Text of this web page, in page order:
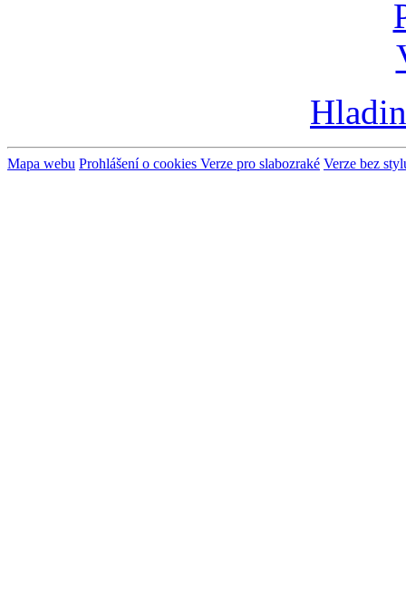
Mapa webu Prohlášení o cookies Verze pro slabozraké Verze bez